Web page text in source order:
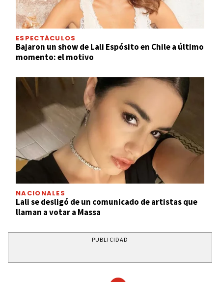
ESPECTÁCULOS
Bajaron un show de Lali Espósito en Chile a último
momento: el motivo
NACIONALES
Lali se desligó de un comunicado de artistas que
llaman a votar a Massa
PUBLICIDAD